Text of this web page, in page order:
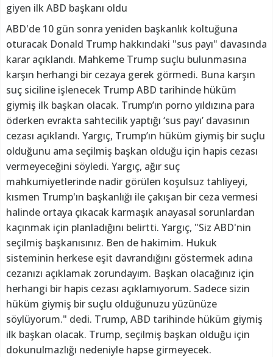
giyen ilk ABD başkanı oldu
ABD'de 10 gün sonra yeniden başkanlık koltuğuna
oturacak Donald Trump hakkındaki "sus payı" davasında
karar açıklandı. Mahkeme Trump suçlu bulunmasına
karşın herhangi bir cezaya gerek görmedi. Buna karşın
suç siciline işlenecek Trump ABD tarihinde hüküm
giymiş ilk başkan olacak. Trump’ın porno yıldızına para
öderken evrakta sahtecilik yaptığı ‘sus payı’ davasının
cezası açıklandı. Yargıç, Trump’ın hüküm giymiş bir suçlu
olduğunu ama seçilmiş başkan olduğu için hapis cezası
vermeyeceğini söyledi. Yargıç, ağır suç
mahkumiyetlerinde nadir görülen koşulsuz tahliyeyi,
kısmen Trump'ın başkanlığı ile çakışan bir ceza vermesi
halinde ortaya çıkacak karmaşık anayasal sorunlardan
kaçınmak için planladığını belirtti. Yargıç, "Siz ABD'nin
seçilmiş başkanısınız. Ben de hakimim. Hukuk
sisteminin herkese eşit davrandığını göstermek adına
cezanızı açıklamak zorundayım. Başkan olacağınız için
herhangi bir hapis cezası açıklamıyorum. Sadece sizin
hüküm giymiş bir suçlu olduğunuzu yüzünüze
söylüyorum." dedi. Trump, ABD tarihinde hüküm giymiş
ilk başkan olacak. Trump, seçilmiş başkan olduğu için
dokunulmazlığı nedeniyle hapse girmeyecek.